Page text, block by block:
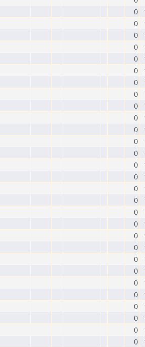
0
0
0
0
0
0
0
0
0
0
0
0
0
0
0
0
0
0
0
0
0
0
0
0
0
0
0
0
0